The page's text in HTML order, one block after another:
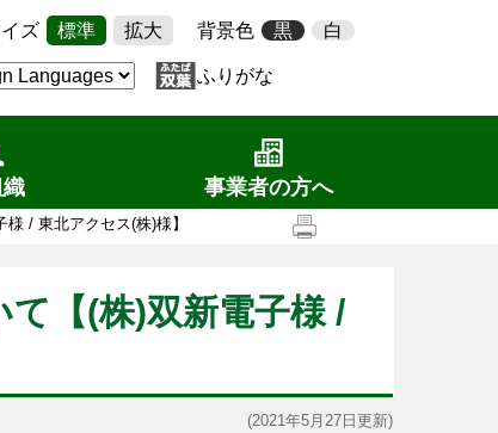
ズ 標準 拡大 背景色 黒 白
ふりがな
織 事業者の方へ
/ 東北アクセス(株)様】
【(株)双新電子様 /
(2021年5月27日更新)